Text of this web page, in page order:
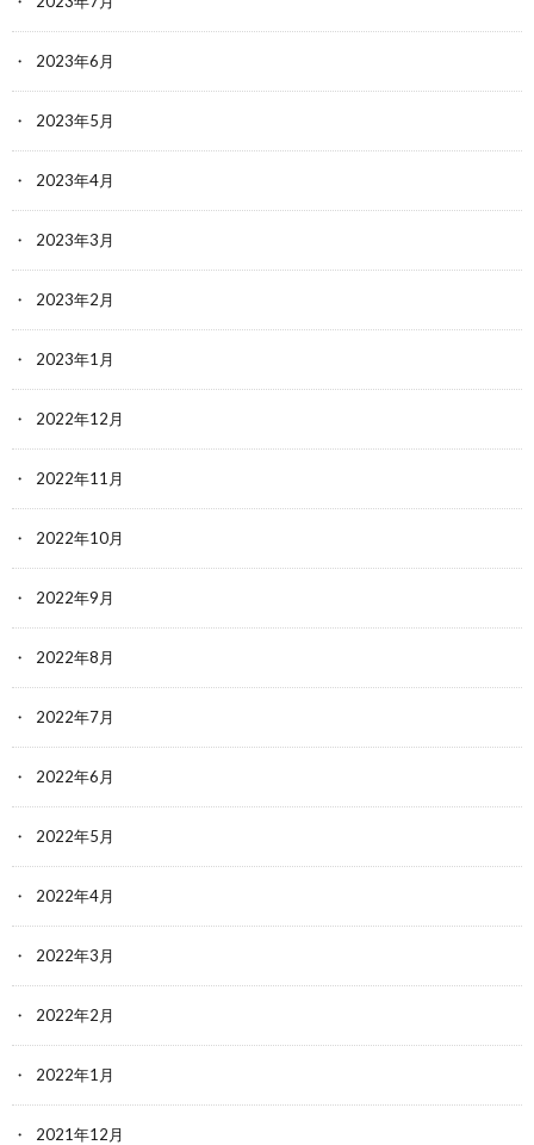
2023年6月
2023年5月
2023年4月
2023年3月
2023年2月
2023年1月
2022年12月
2022年11月
2022年10月
2022年9月
2022年8月
2022年7月
2022年6月
2022年5月
2022年4月
2022年3月
2022年2月
2022年1月
2021年12月